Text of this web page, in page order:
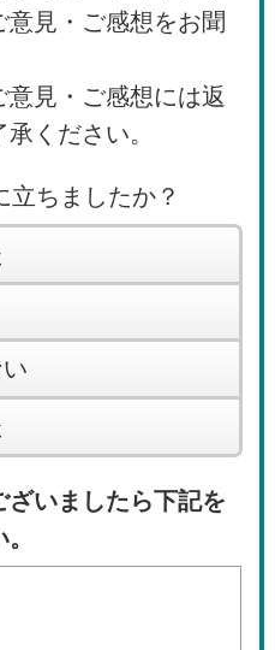
意見・ご感想をお聞
見・ご感想には返
ください。
立ちましたか？
ざいましたら下記を